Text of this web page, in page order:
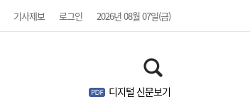
기사제보 로그인 2026년 08월 07일(금)
디지털 신문보기